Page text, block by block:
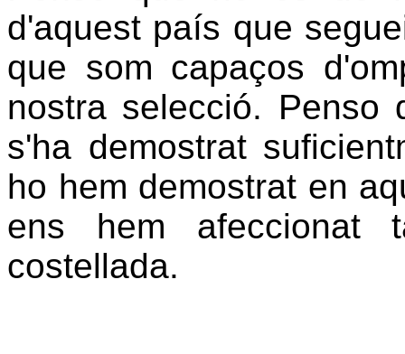
d'aquest país que
que som capaços
nostra selecció. Penso
s'ha demostrat
ho hem demostrat en
ens hem
costellada.